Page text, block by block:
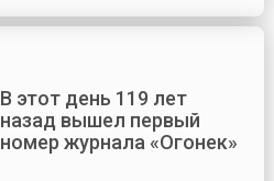
В этот день 119 лет
назад вышел первый
номер журнала «Огонек»